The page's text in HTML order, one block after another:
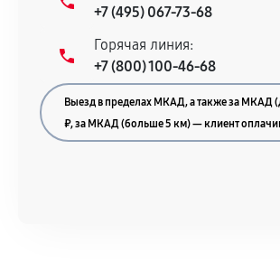
+7 (495) 067-73-68
Горячая линия:
+7 (800) 100-46-68
Выезд в пределах МКАД, а также за МКАД
₽, за МКАД (больше 5 км) — клиент